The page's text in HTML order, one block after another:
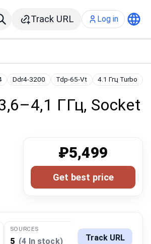
Track URL Log in
Ddr4-3200 Tdp-65-Vt 4.1 Ггц Turbo
ГГц, Socket
₽5,499
Get best price
SOURCES
5 (4 In stock) Track URL